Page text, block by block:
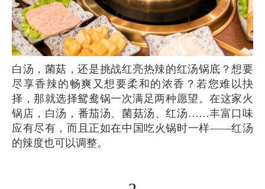
白汤，菌菇，还是挑战红亮热辣的红汤锅底？想要
尽享香辣的畅爽又想要柔和的浓香？若您难以抉
择，那就选择鸳鸯锅一次满足两种愿望。在这家火
锅店，白汤，番茄汤、菌菇汤、红汤……丰富口味
应有尽有，而且正如在中国吃火锅时一样——红汤
的辣度也可以调整。